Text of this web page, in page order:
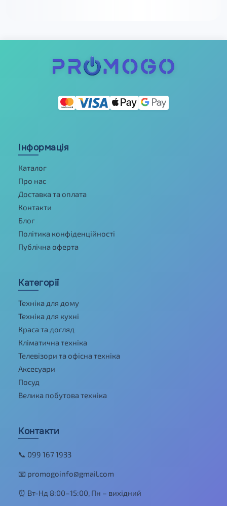
Інформація
Каталог
Про нас
Доставка та оплата
Контакти
Блог
Політика конфіденційності
Публічна оферта
Категорії
Техніка для дому
Техніка для кухні
Краса та догляд
Кліматична техніка
Телевізори та офісна техніка
Аксесуари
Посуд
Велика побутова техніка
Контакти
📞 099 167 1933
📧 promogoinfo@gmail.com
⏰ Вт-Нд 8:00–15:00, Пн – вихідний